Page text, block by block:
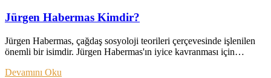
Jürgen Habermas Kimdir?
Jürgen Habermas, çağdaş sosyoloji teorileri çerçevesinde işlenilen
önemli bir isimdir. Jürgen Habermas'ın iyice kavranması için…
Devamını Oku